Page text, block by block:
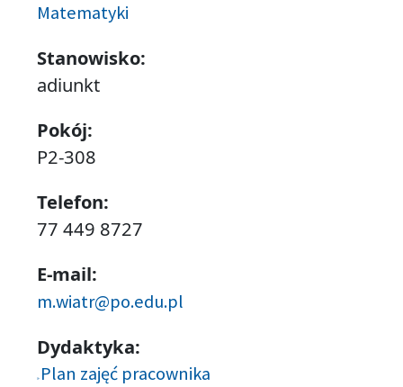
Matematyki
Stanowisko:
adiunkt
Pokój:
P2-308
Telefon:
77 449 8727
E-mail:
m.wiatr@po.edu.pl
Dydaktyka:
Plan zajęć pracownika